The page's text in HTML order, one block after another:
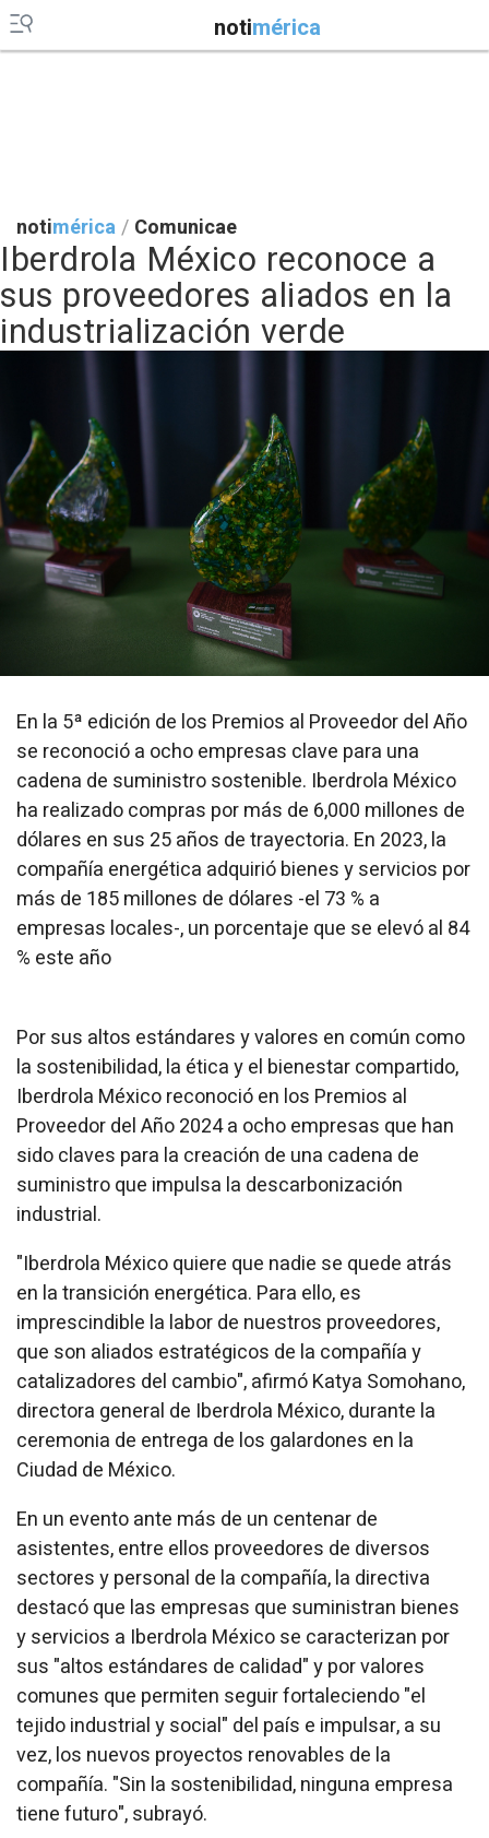
notimérica
notimérica/ Comunicae
Iberdrola México reconoce a
sus proveedores aliados en la
industrialización verde
En la 5ª edición de los Premios al Proveedor del Año
se reconoció a ocho empresas clave para una
cadena de suministro sostenible. Iberdrola México
ha realizado compras por más de 6,000 millones de
dólares en sus 25 años de trayectoria. En 2023, la
compañía energética adquirió bienes y servicios por
más de 185 millones de dólares -el 73 % a
empresas locales-, un porcentaje que se elevó al 84
% este año
Por sus altos estándares y valores en común como
la sostenibilidad, la ética y el bienestar compartido,
Iberdrola México reconoció en los Premios al
Proveedor del Año 2024 a ocho empresas que han
sido claves para la creación de una cadena de
suministro que impulsa la descarbonización
industrial.
"Iberdrola México quiere que nadie se quede atrás
en la transición energética. Para ello, es
imprescindible la labor de nuestros proveedores,
que son aliados estratégicos de la compañía y
catalizadores del cambio", afirmó Katya Somohano,
directora general de Iberdrola México, durante la
ceremonia de entrega de los galardones en la
Ciudad de México.
En un evento ante más de un centenar de
asistentes, entre ellos proveedores de diversos
sectores y personal de la compañía, la directiva
destacó que las empresas que suministran bienes
y servicios a Iberdrola México se caracterizan por
sus "altos estándares de calidad" y por valores
comunes que permiten seguir fortaleciendo "el
tejido industrial y social" del país e impulsar, a su
vez, los nuevos proyectos renovables de la
compañía. "Sin la sostenibilidad, ninguna empresa
tiene futuro", subrayó.